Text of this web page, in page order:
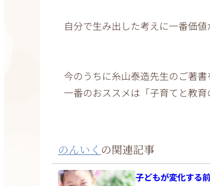
自分で生み出した考えに一番価値
今のうちに糸山泰造先生のご著書
一番のおススメは「子育てと教育
のんいく の関連記事
子どもが変化する